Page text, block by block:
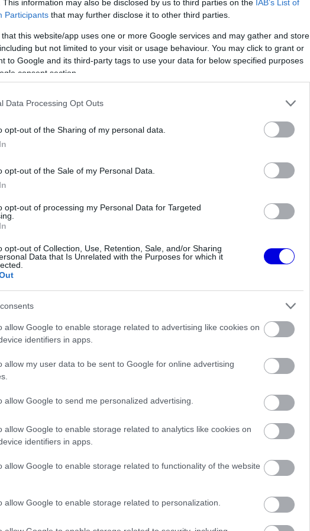
This information may also be disclosed by us to third parties on the IAB’s List of
Participants that may further disclose it to other third parties.
that this website/app uses one or more Google services and may gather and store
but not limited to your visit or usage behaviour. You may click to grant or
to Google and its third-party tags to use your data for below specified purposes
consent section.
Data Processing Opt Outs
opt-out of the Sharing of my personal data.
opt-out of the Sale of my Personal Data.
opt-out of processing my Personal Data for Targeted
opt-out of Collection, Use, Retention, Sale, and/or Sharing
Data that Is Unrelated with the Purposes for which it
allow Google to enable storage related to advertising like cookies on
identifiers in apps.
allow my user data to be sent to Google for online advertising
allow Google to send me personalized advertising.
allow Google to enable storage related to analytics like cookies on
identifiers in apps.
allow Google to enable storage related to functionality of the website
allow Google to enable storage related to personalization.
időszak után újra összeszedte
várakozásokat sok gyenge eredmény
kér Alonso
a
Sainzot a Williamsnél
után Barcelonában elhangzott
rá, ki vagyok.”
akit Hamilton az „olasz Bonónak” becéz.
akivel a Mercedesnél számtalan
is mutatja, mennyire bízik az új ferraris
ami könnyen közvetlen összecsapásba
erre még nem került sor kerék a kerék
osztrák hétvége előtt pedig egyre inkább
is egymásnak feszülhet - emelte ki a